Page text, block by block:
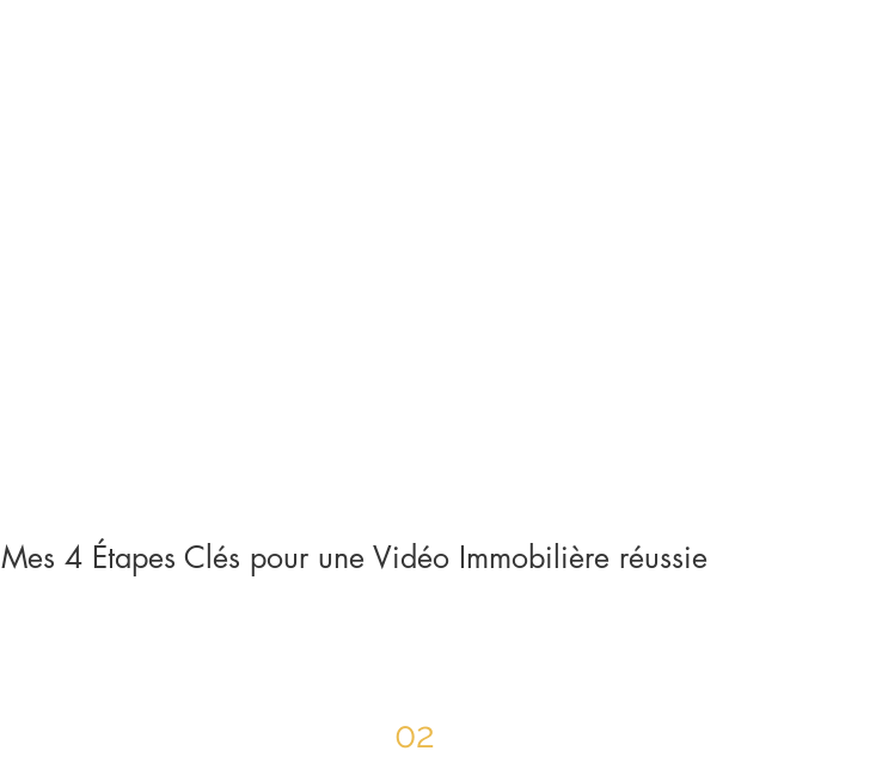
Mes 4 Étapes Clés pour une Vidéo Immobilière réussie
02